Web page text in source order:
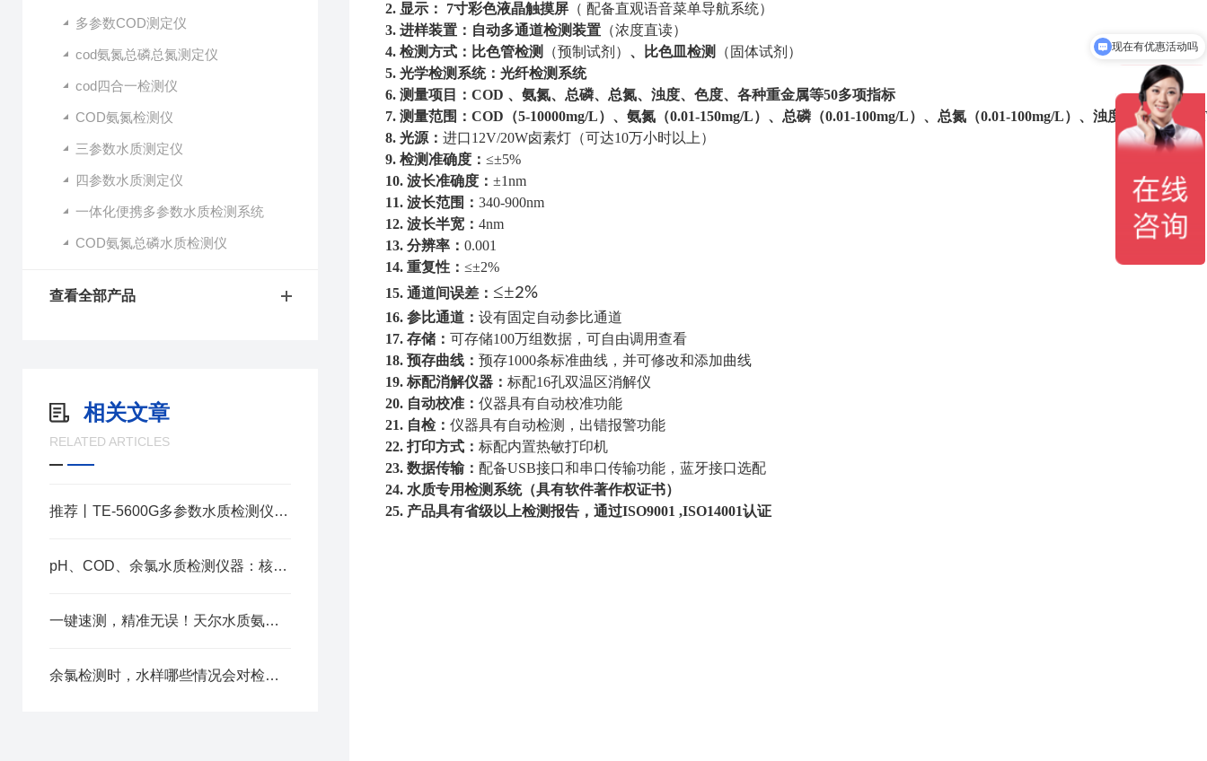
多参数COD测定仪
cod氨氮总磷总氮测定仪
cod四合一检测仪
COD氨氮检测仪
三参数水质测定仪
四参数水质测定仪
一体化便携多参数水质检测系统
COD氨氮总磷水质检测仪
查看全部产品
相关文章
RELATED ARTICLES
推荐丨TE-5600G多参数水质检测仪在环保领域的应用
pH、COD、余氯水质检测仪器：核心检测原理的关键区别
一键速测，精准无误！天尔水质氨氮检测仪赋能污水处理厂检测
余氯检测时，水样哪些情况会对检测结果造成影响？
2. 显示： 7寸彩色液晶触摸屏 （ 配备直观语音菜单导航系统）
3. 进样装置：自动多通道检测装置 （浓度直读）
4. 检测方式：比色管检测 （预制试剂） 、比色皿检测
（固体试剂）
5. 光学检测系统：光纤检测系统
6. 测量项目：COD 、氨氮、总磷、总氮、浊度、色度、各种重金属等50多项指标
7. 测量范围： COD（5-10000mg/L）、氨氮（0.01-150mg/L）、总磷（0.01-100mg/L）、总氮（0.01-100mg/L）、浊度（0.5-2500
8. 光源： 进口12V/20W卤素灯（可达10万小时以上）
9. 检测准确度： ≤±5%
10. 波长准确度： ±1nm
11. 波长范围： 340-900nm
12. 波长半宽： 4nm
13. 分辨率： 0.001
14. 重复性： ≤±2%
15. 通道间误差： ≤±2%
16. 参比通道： 设有固定自动参比通道
17. 存储： 可存储100万组数据，可自由调用查看
18. 预存曲线： 预存1000条标准曲线，并可修改和添加曲线
19. 标配消解仪器： 标配16孔双温区消解仪
20. 自动校准： 仪器具有自动校准功能
21. 自检： 仪器具有自动检测，出错报警功能
22. 打印方式： 标配内置热敏打印机
23. 数据传输： 配备USB接口和串口传输功能，蓝牙接口选配
24. 水质专用检测系统（具有软件著作权证书）
25. 产品具有省级以上检测报告，通过ISO9001 ,ISO14001认证
现在有优惠活动吗